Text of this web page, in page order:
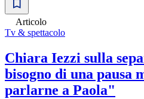
Articolo
Tv & spettacolo
Chiara Iezzi sulla
bisogno di una pausa
parlarne a Paola"